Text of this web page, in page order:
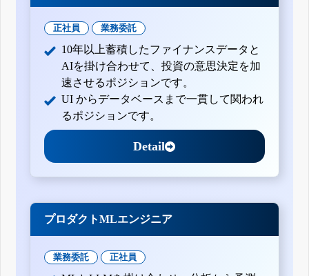
正社員 業務委託
10年以上蓄積したファイナンスデータと
AIを掛け合わせて、投資の意思決定を加
速させるポジションです。
UI からデータベースまで一貫して関われ
るポジションです。
Detail
プロダクトMLエンジニア
業務委託 正社員